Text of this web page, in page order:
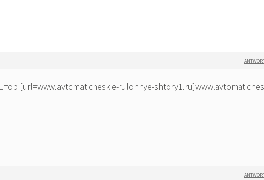
[url=www.avtomaticheskie-rulonnye-